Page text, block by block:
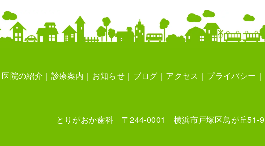
医院の紹介 診療案内 お知らせ ブログ アクセス プライバシー
とりがおか歯科 〒244-0001 横浜市戸塚区鳥が丘51-9